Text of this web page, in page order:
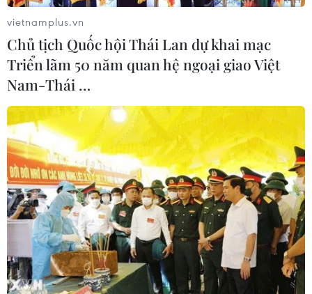
TIN CÙNG CHUYÊN MỤC
Iran cảnh báo đáp trả nhằm vào hạ
tầng năng lượng khu vực nếu bị tấn
công
06/08/2026 04:37
Iran và Oman đạt thỏa thuận về
tuyến vận tải qua eo biển Hormuz
06/08/2026 04:36
vietnamplus.vn
Chủ tịch Quốc hội Thái Lan dự khai mạc
Triển lãm 50 năm quan hệ ngoại giao Việt
Nam-Thái …